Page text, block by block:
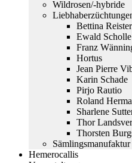
Wildrosen/-hybride
Bettina Reister
Ewald Scholle
Franz
Hortus
Jean Pierre
Karin Schade
Pirjo Rautio
Roland
Sharlene
Thor
Thorsten
Sämlingsmanufaktur
Hemerocallis